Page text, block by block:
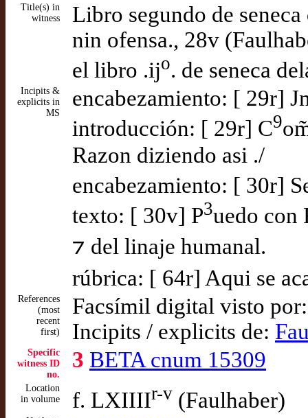
Title(s) in
witness
Libro segundo de
nin ofensa., 28v
el libro .ijo. de seneca
Incipits &
explicits in
MS
encabezamiento: [ 29r]
introducción: [ 29r] C9
Razon diziendo asi ./
encabezamiento: [ 30r]
texto: [ 30v] P3uedo con
⁊ del linaje humanal.
rúbrica: [ 64r] Aqui se
References
(most
recent
first)
Facsímil digital visto
Incipits / explicits de:
Specific
witness ID
no.
3 BETA cnum 15309
Location
in volume
f. LXIIIIr-v (Faulhaber)